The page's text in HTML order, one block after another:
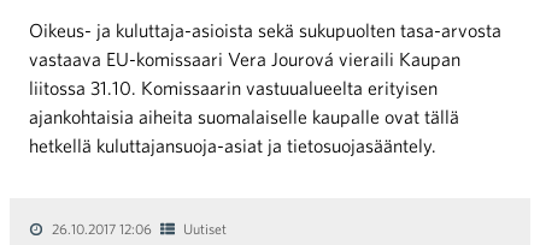
Oikeus- ja kuluttaja-asioista sekä sukupuolten tasa-arvosta
vastaava EU-komissaari Věra Jourová vieraili Kaupan
liitossa 31.10. Komissaarin vastuualueelta erityisen
ajankohtaisia aiheita suomalaiselle kaupalle ovat tällä
hetkellä kuluttajansuoja-asiat ja tietosuojasääntely.
26.10.2017 12:06 Uutiset